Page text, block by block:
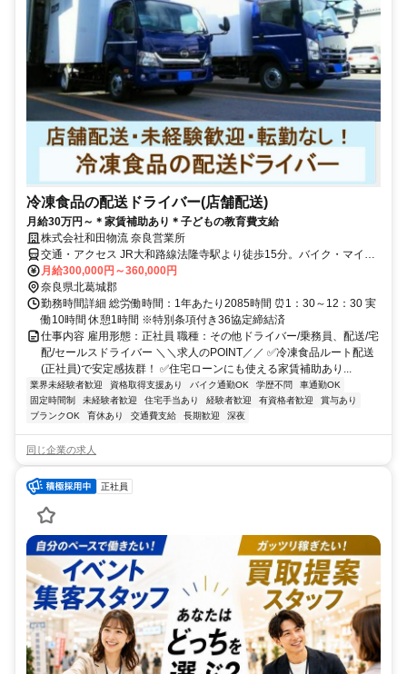
冷凍食品の配送ドライバー(店舗配送)
月給30万円～＊家賃補助あり＊子どもの教育費支給
株式会社和田物流 奈良営業所
交通・アクセス JR大和路線法隆寺駅より徒歩15分。バイク・マイカ
ー通勤可
月給300,000円～360,000円
奈良県北葛城郡
勤務時間詳細 総労働時間：1年あたり2085時間 ⏰1：30～12：30 実
働10時間 休憩1時間 ※特別条項付き36協定締結済
仕事内容 雇用形態：正社員 職種：その他ドライバー/乗務員、配送/宅
配/セールスドライバー ＼＼求人のPOINT／／ ✅冷凍食品ルート配送
(正社員)で安定感抜群！ ✅住宅ローンにも使える家賃補助あり...
業界未経験者歓迎 資格取得支援あり バイク通勤OK 学歴不問
車通勤OK
固定時間制
未経験者歓迎 住宅手当あり 経験者歓迎 有資格者歓迎
賞与あり
ブランクOK
育休あり 交通費支給 長期歓迎 深夜
同じ企業の求人
正社員